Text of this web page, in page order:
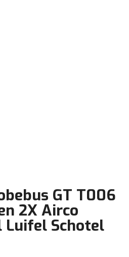
GT T006
2X Airco
Luifel Schotel